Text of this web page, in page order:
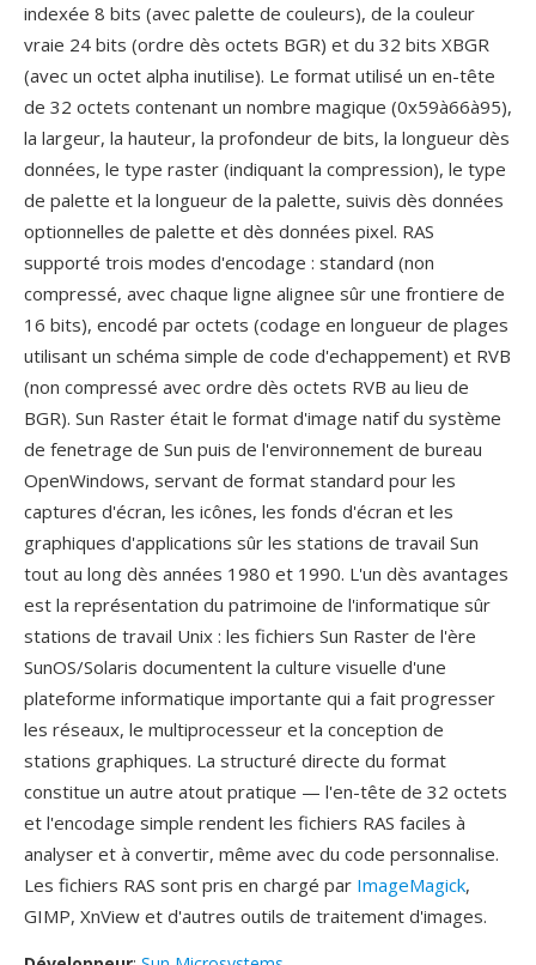
indexée 8 bits (avec palette de couleurs), de la couleur
vraie 24 bits (ordre dès octets BGR) et du 32 bits XBGR
(avec un octet alpha inutilise). Le format utilisé un en-tête
de 32 octets contenant un nombre magique (0x59à66à95),
la largeur, la hauteur, la profondeur de bits, la longueur dès
données, le type raster (indiquant la compression), le type
de palette et la longueur de la palette, suivis dès données
optionnelles de palette et dès données pixel. RAS
supporté trois modes d'encodage : standard (non
compressé, avec chaque ligne alignee sûr une frontiere de
16 bits), encodé par octets (codage en longueur de plages
utilisant un schéma simple de code d'echappement) et RVB
(non compressé avec ordre dès octets RVB au lieu de
BGR). Sun Raster était le format d'image natif du système
de fenetrage de Sun puis de l'environnement de bureau
OpenWindows, servant de format standard pour les
captures d'écran, les icônes, les fonds d'écran et les
graphiques d'applications sûr les stations de travail Sun
tout au long dès années 1980 et 1990. L'un dès avantages
est la représentation du patrimoine de l'informatique sûr
stations de travail Unix : les fichiers Sun Raster de l'ère
SunOS/Solaris documentent la culture visuelle d'une
plateforme informatique importante qui a fait progresser
les réseaux, le multiprocesseur et la conception de
stations graphiques. La structuré directe du format
constitue un autre atout pratique — l'en-tête de 32 octets
et l'encodage simple rendent les fichiers RAS faciles à
analyser et à convertir, même avec du code personnalise.
Les fichiers RAS sont pris en chargé par ImageMagick,
GIMP, XnView et d'autres outils de traitement d'images.